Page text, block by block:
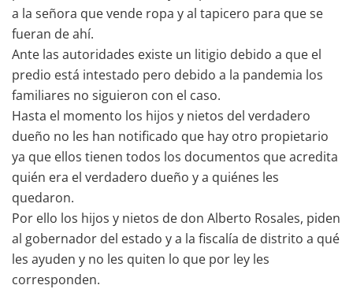
a la señora que vende ropa y al tapicero para que se
fueran de ahí.
Ante las autoridades existe un litigio debido a que el
predio está intestado pero debido a la pandemia los
familiares no siguieron con el caso.
Hasta el momento los hijos y nietos del verdadero
dueño no les han notificado que hay otro propietario
ya que ellos tienen todos los documentos que acredita
quién era el verdadero dueño y a quiénes les
quedaron.
Por ello los hijos y nietos de don Alberto Rosales, piden
al gobernador del estado y a la fiscalía de distrito a qué
les ayuden y no les quiten lo que por ley les
corresponden.